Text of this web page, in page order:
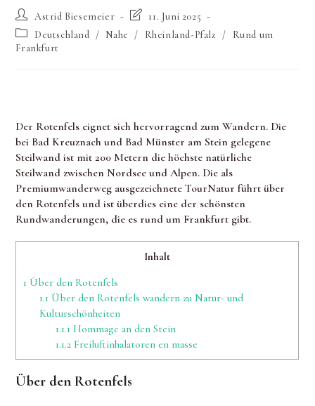
Beitrags-
Autor:
Astrid Biesemeier
Beitrag
zuletzt
geändert
11. Juni 2025
Beitrags-
Kategorie:
Deutschland / Nahe / Rheinland-Pfalz /
Rund um
Frankfurt
Der Rotenfels eignet sich hervorragend zum Wandern. Die
bei Bad Kreuznach und Bad Münster am Stein gelegene
Steilwand ist mit 200 Metern die höchste natürliche
Steilwand zwischen Nordsee und Alpen. Die als
Premiumwanderweg ausgezeichnete TourNatur führt über
den Rotenfels und ist überdies eine der schönsten
Rundwanderungen, die es rund um Frankfurt gibt.
Inhalt
1 Über den Rotenfels
1.1 Über den Rotenfels wandern zu Natur- und
Kulturschönheiten
1.1.1 Hommage an den Stein
1.1.2 Freiluftinhalatoren en masse
Über den Rotenfels